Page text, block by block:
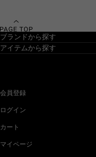
ブランドから探す
アイテムから探す
会員登録
ログイン
カート
マイページ